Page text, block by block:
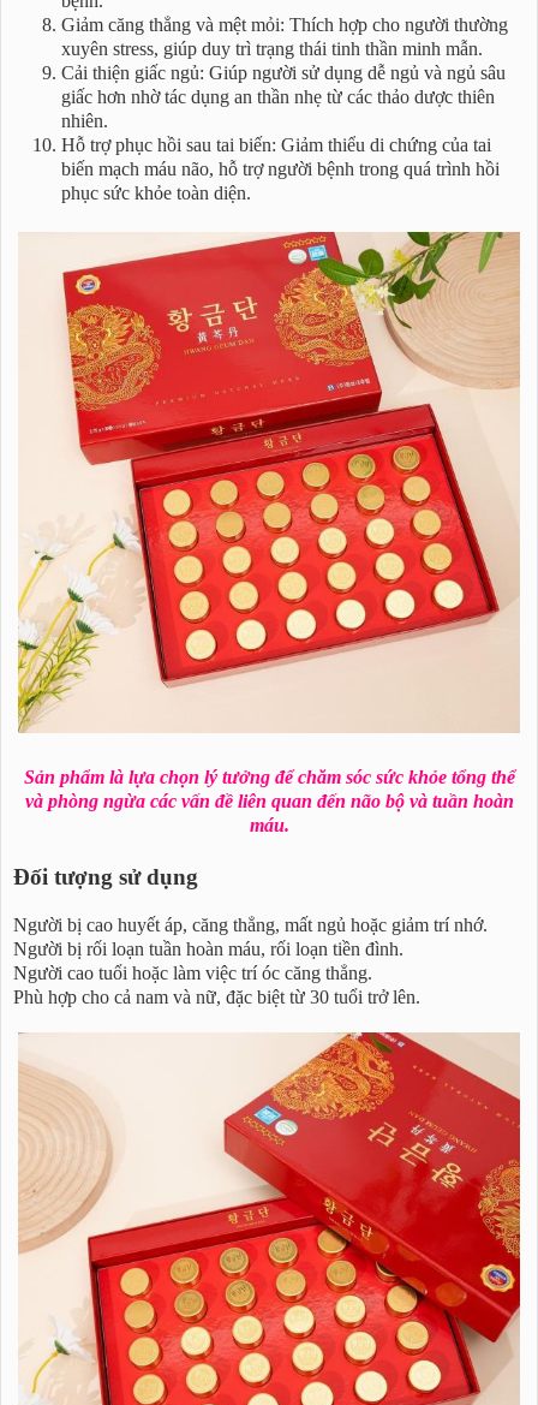
Giảm căng thẳng và mệt mỏi: Thích hợp cho người thường
xuyên stress, giúp duy trì trạng thái tinh thần minh mẫn.
Cải thiện giấc ngủ: Giúp người sử dụng dễ ngủ và ngủ sâu
giấc hơn nhờ tác dụng an thần nhẹ từ các thảo dược thiên
nhiên.
Hỗ trợ phục hồi sau tai biến: Giảm thiểu di chứng của tai
biến mạch máu não, hỗ trợ người bệnh trong quá trình hồi
phục sức khỏe toàn diện.
Sản phẩm là lựa chọn lý tưởng để chăm sóc sức khỏe tổng thể
và phòng ngừa các vấn đề liên quan đến não bộ và tuần hoàn
máu.
Đối tượng sử dụng
Người bị cao huyết áp, căng thẳng, mất ngủ hoặc giảm trí nhớ.
Người bị rối loạn tuần hoàn máu, rối loạn tiền đình.
Người cao tuổi hoặc làm việc trí óc căng thẳng.
Phù hợp cho cả nam và nữ, đặc biệt từ 30 tuổi trở lên.